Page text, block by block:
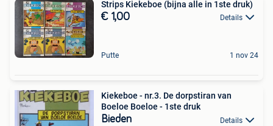
Strips Kiekeboe (bijna alle in 1ste druk)
€ 1,00 Details
Putte 1 nov 24
Kiekeboe - nr.3. De dorpstiran van
Boeloe Boeloe - 1ste druk
Bieden Details